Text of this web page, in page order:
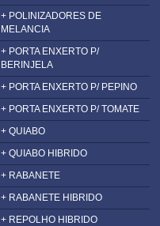
+ POLINIZADORES DE
MELANCIA
+ PORTA ENXERTO P/
BERINJELA
+ PORTA ENXERTO P/ PEPINO
+ PORTA ENXERTO P/ TOMATE
+ QUIABO
+ QUIABO HIBRIDO
+ RABANETE
+ RABANETE HIBRIDO
+ REPOLHO HIBRIDO